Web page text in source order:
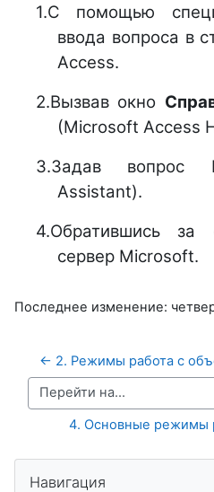
1.С помощью
ввода вопроса в
Access.
2.Вызвав окно
(Microsoft Access
3.Задав вопрос
Assistant).
4.Обратившись за
сервер Microsoft.
Последнее изменение:
← 2. Режимы работа с
Перейти на...
4. Основные режимы
Навигация